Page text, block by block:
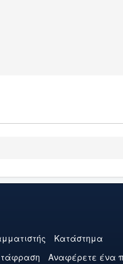
Κατάστημα
Αναφέρετε ένα